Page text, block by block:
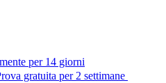
per 14 giorni
gratuita per 2 settimane